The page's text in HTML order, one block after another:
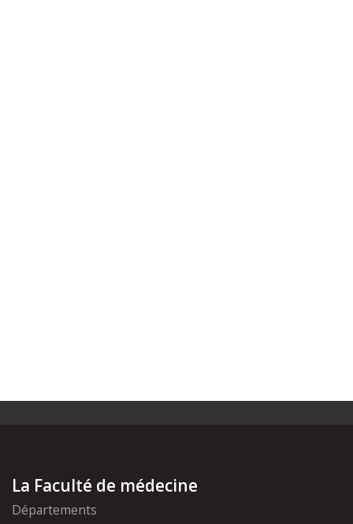
La Faculté de médecine
Départements